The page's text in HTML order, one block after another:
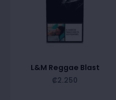
L&M Reggae Blast
₡2.250